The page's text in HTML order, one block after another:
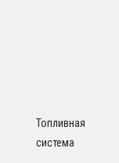
Топливная
система